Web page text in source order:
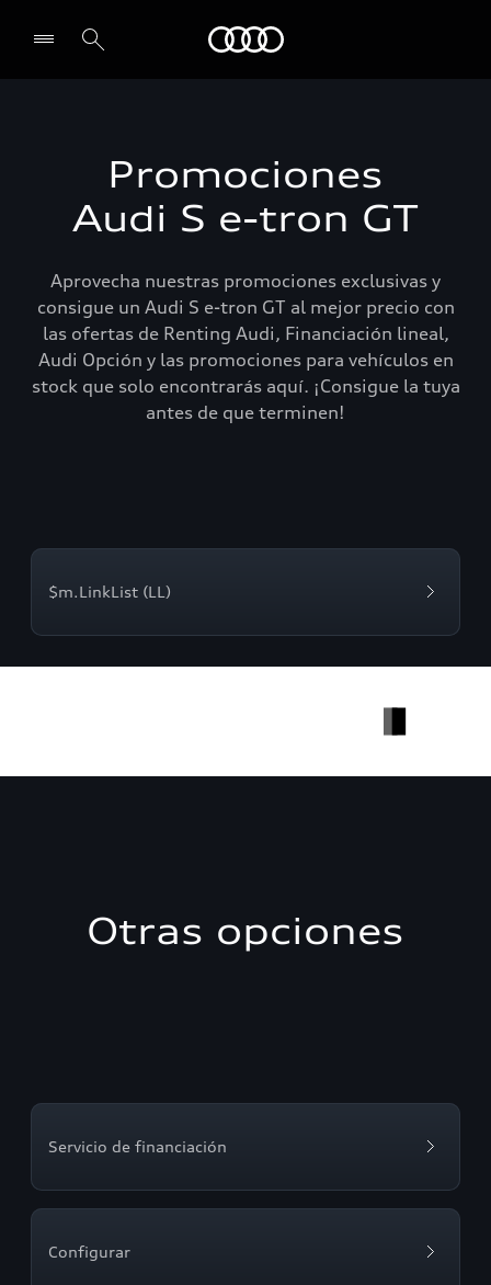
Promociones
Audi S e-tron GT
Aprovecha nuestras promociones exclusivas y
consigue un Audi S e-tron GT al mejor precio con
las ofertas de Renting Audi, Financiación lineal,
Audi Opción y las promociones para vehículos en
stock que solo encontrarás aquí. ¡Consigue la tuya
antes de que terminen!
$m.LinkList (LL)
Otras opciones
Servicio de financiación
Configurar